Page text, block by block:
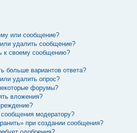
или сообщение?
удалить сообщение?
к своему сообщению?
больше вариантов ответа?
удалить опрос?
форумы?
вложения?
модератору?
при создании сообщения?